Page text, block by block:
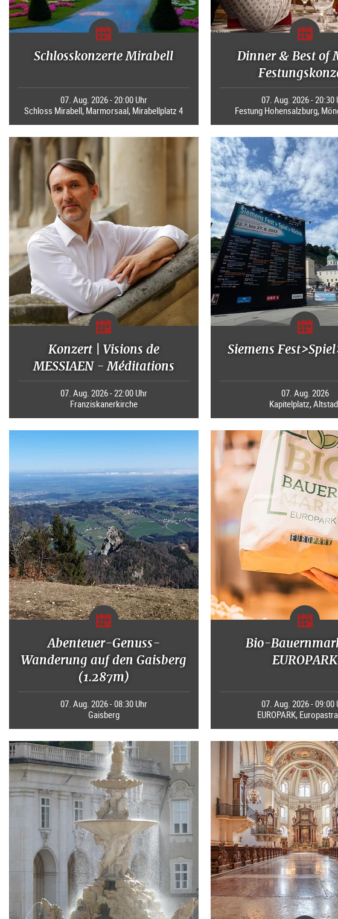
Schlosskonzerte Mirabell
07. Aug. 2026 - 20:00 Uhr
Schloss Mirabell, Marmorsaal, Mirabellplatz 4
Dinner & Best of
07. Aug. 2026 - 20:30
Festung Hohensalzburg,
Konzert | Visions de
MESSIAEN - Méditations
07. Aug. 2026 - 22:00 Uhr
Franziskanerkirche
Siemens
07. Aug. 2026
Kapitelplatz,
Abenteuer-Genuss-
Wanderung auf den Gaisberg
(1.287m)
07. Aug. 2026 - 08:30 Uhr
Gaisberg
Bio-
EUROPARK
07. Aug. 2026 - 09:00
EUROPARK,